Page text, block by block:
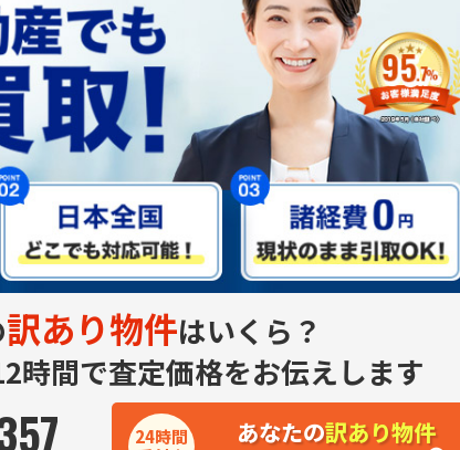
訳あり物件はいくら？
時間で査定価格をお伝えします
あなたの訳あり物件
24時間